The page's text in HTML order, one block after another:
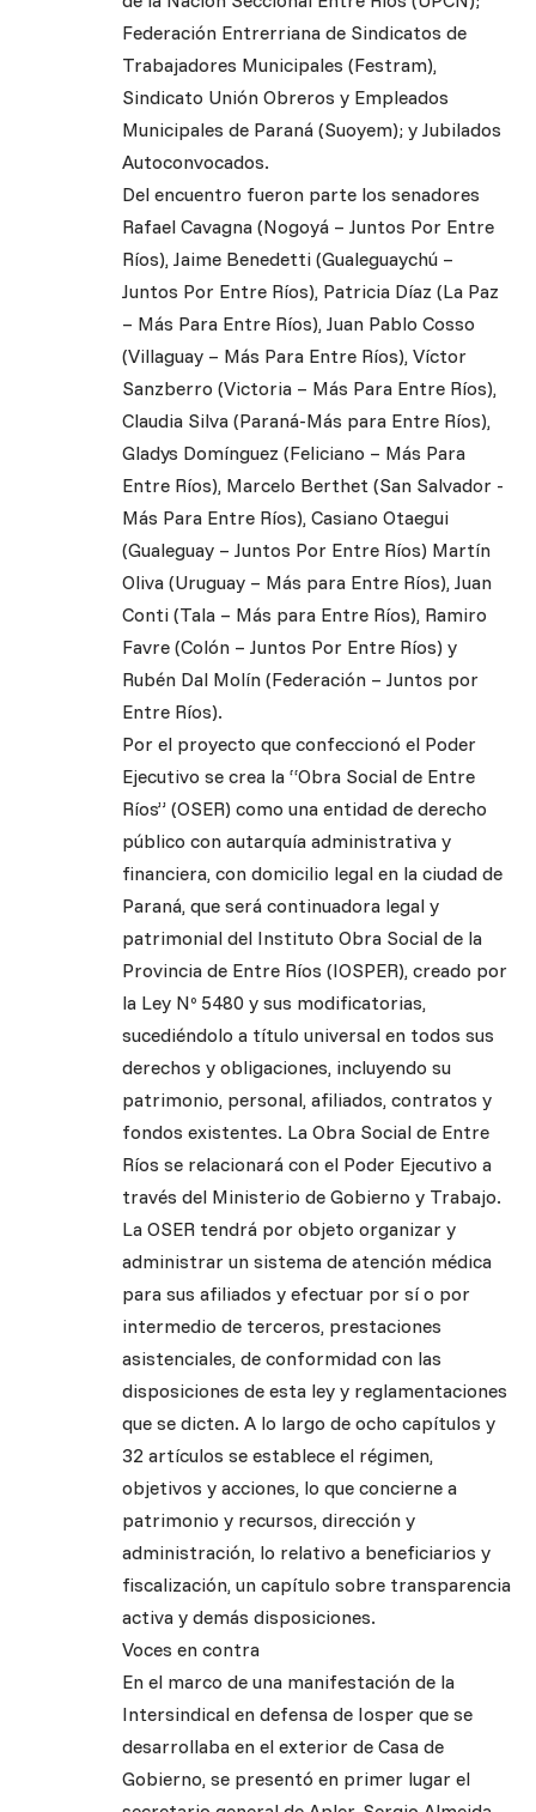
Federación Entrerriana de Sindicatos de
Trabajadores Municipales (Festram),
Sindicato Unión Obreros y Empleados
Municipales de Paraná (Suoyem); y Jubilados
Autoconvocados.
Del encuentro fueron parte los senadores
Rafael Cavagna (Nogoyá – Juntos Por Entre
Ríos), Jaime Benedetti (Gualeguaychú –
Juntos Por Entre Ríos), Patricia Díaz (La Paz
– Más Para Entre Ríos), Juan Pablo Cosso
(Villaguay – Más Para Entre Ríos), Víctor
Sanzberro (Victoria – Más Para Entre Ríos),
Claudia Silva (Paraná-Más para Entre Ríos),
Gladys Domínguez (Feliciano – Más Para
Entre Ríos), Marcelo Berthet (San Salvador -
Más Para Entre Ríos), Casiano Otaegui
(Gualeguay – Juntos Por Entre Ríos) Martín
Oliva (Uruguay – Más para Entre Ríos), Juan
Conti (Tala – Más para Entre Ríos), Ramiro
Favre (Colón – Juntos Por Entre Ríos) y
Rubén Dal Molín (Federación – Juntos por
Entre Ríos).
Por el proyecto que confeccionó el Poder
Ejecutivo se crea la “Obra Social de Entre
Ríos” (OSER) como una entidad de derecho
público con autarquía administrativa y
financiera, con domicilio legal en la ciudad de
Paraná, que será continuadora legal y
patrimonial del Instituto Obra Social de la
Provincia de Entre Ríos (IOSPER), creado por
la Ley Nº 5480 y sus modificatorias,
sucediéndolo a título universal en todos sus
derechos y obligaciones, incluyendo su
patrimonio, personal, afiliados, contratos y
fondos existentes. La Obra Social de Entre
Ríos se relacionará con el Poder Ejecutivo a
través del Ministerio de Gobierno y Trabajo.
La OSER tendrá por objeto organizar y
administrar un sistema de atención médica
para sus afiliados y efectuar por sí o por
intermedio de terceros, prestaciones
asistenciales, de conformidad con las
disposiciones de esta ley y reglamentaciones
que se dicten. A lo largo de ocho capítulos y
32 artículos se establece el régimen,
objetivos y acciones, lo que concierne a
patrimonio y recursos, dirección y
administración, lo relativo a beneficiarios y
fiscalización, un capítulo sobre transparencia
activa y demás disposiciones.
Voces en contra
En el marco de una manifestación de la
Intersindical en defensa de Iosper que se
desarrollaba en el exterior de Casa de
Gobierno, se presentó en primer lugar el